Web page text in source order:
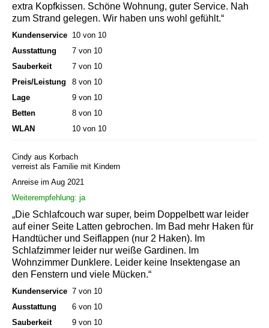
extra Kopfkissen. Schöne Wohnung, guter Service. Nah
zum Strand gelegen. Wir haben uns wohl gefühlt.“
Kundenservice 10 von 10
Ausstattung
7 von 10
Sauberkeit
7 von 10
Preis/Leistung
8 von 10
Lage
9 von 10
Betten
8 von 10
WLAN
10 von 10
Cindy aus Korbach
verreist als Familie mit Kindern
Anreise im Aug 2021
Weiterempfehlung: ja
„Die Schlafcouch war super, beim Doppelbett war leider
auf einer Seite Latten gebrochen. Im Bad mehr Haken für
Handtücher und Seiflappen (nur 2 Haken). Im
Schlafzimmer leider nur weiße Gardinen. Im
Wohnzimmer Dunklere. Leider keine Insektengase an
den Fenstern und viele Mücken.“
Kundenservice 7 von 10
Ausstattung
6 von 10
Sauberkeit
9 von 10